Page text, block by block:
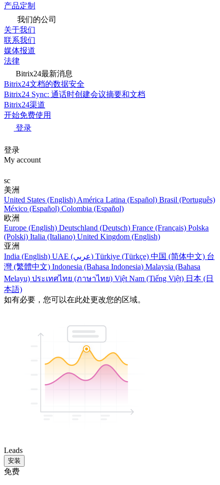
产品定制
我们的公司
关于我们
联系我们
媒体报道
法律
Bitrix24最新消息
Bitrix24文档的数据安全
Bitrix24 Sync: 通话时创建会议摘要和文档
Bitrix24渠道
开始免费使用
登录
登录
My account
sc
美洲
United States (English) América Latina (Español) Brasil (Português)
México (Español) Colombia (Español)
欧洲
Europe (English) Deutschland (Deutsch) France (Français) Polska
(Polski) Italia (Italiano) United Kingdom (English)
亚洲
India (English)
UAE (عربي) Türkiye (Türkçe) 中国 (简体中文) 台
灣 (繁體中文) Indonesia (Bahasa Indonesia) Malaysia (Bahasa
Melayu) ประเทศไทย (ภาษาไทย) Việt Nam (Tiếng Việt) 日本 (日
本語)
如有必要，您可以在此处更改您的区域。
Leads
安装
免费